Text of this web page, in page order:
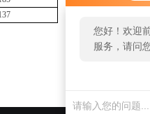
您好！欢迎
服务，请问